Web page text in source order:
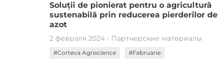
Soluții de pionierat pentru o agricultură
sustenabilă prin reducerea pierderilor de
azot
2 февраля 2024 - Партнерские материалы
#Corteva Agriscience #Februarie